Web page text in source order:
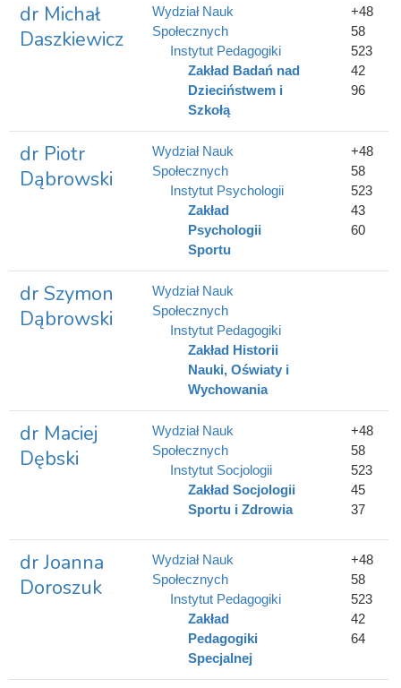
dr Michał
Daszkiewicz
+48
58
523
42
96
Wydział Nauk
Społecznych
Instytut Pedagogiki
Zakład Badań nad
Dzieciństwem i
Szkołą
dr Piotr
Dąbrowski
+48
58
523
43
60
Wydział Nauk
Społecznych
Instytut Psychologii
Zakład
Psychologii
Sportu
dr Szymon
Dąbrowski
Wydział Nauk
Społecznych
Instytut Pedagogiki
Zakład Historii
Nauki, Oświaty i
Wychowania
dr Maciej
Dębski
+48
58
523
45
37
Wydział Nauk
Społecznych
Instytut Socjologii
Zakład Socjologii
Sportu i Zdrowia
dr Joanna
Doroszuk
+48
58
523
42
64
Wydział Nauk
Społecznych
Instytut Pedagogiki
Zakład
Pedagogiki
Specjalnej